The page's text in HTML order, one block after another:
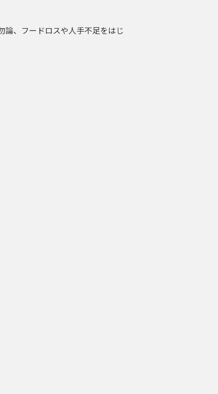
論、フードロスや人手不足をはじ